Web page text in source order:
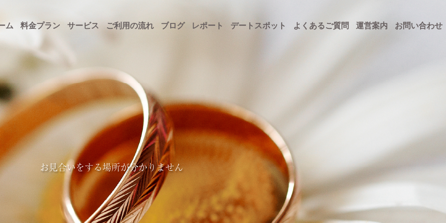
ム 料金プラン サービス ご利用の流れ ブログ レポート デートスポット よくあるご質問 運営案内 お問い合わせ
お見合いをする場所が分かりません